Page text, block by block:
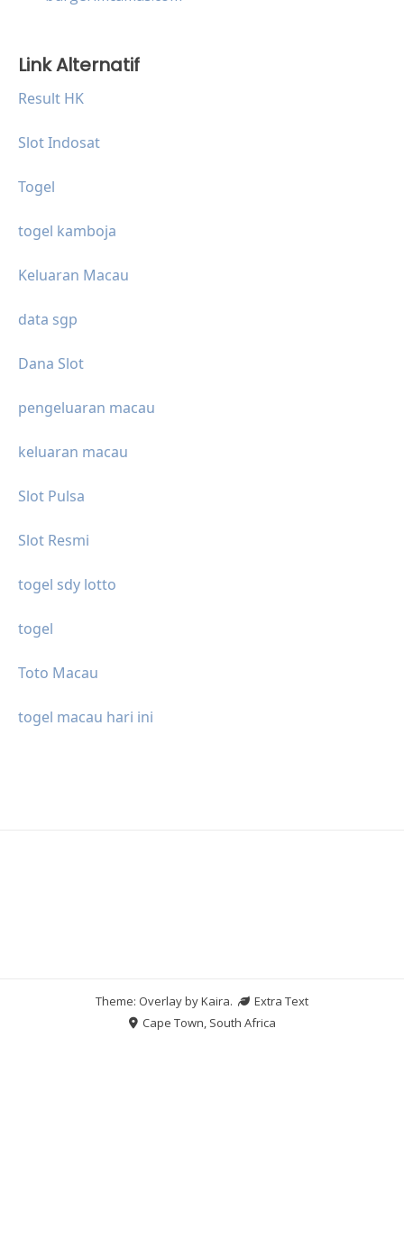
Link Alternatif
Result HK
Slot Indosat
Togel
togel kamboja
Keluaran Macau
data sgp
Dana Slot
pengeluaran macau
keluaran macau
Slot Pulsa
Slot Resmi
togel sdy lotto
togel
Toto Macau
togel macau hari ini
Theme: Overlay byKaira.
Extra Text
Cape Town, South Africa